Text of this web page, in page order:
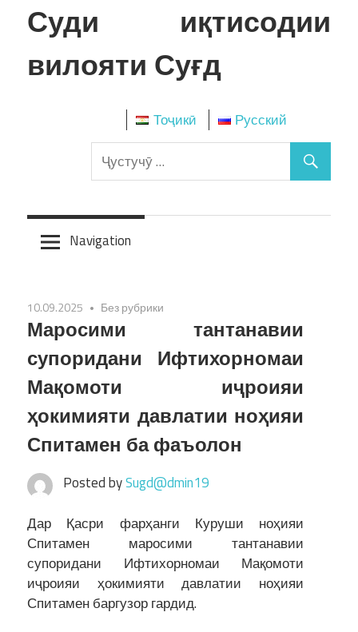
Skip
to
Суди иқтисодии
вилояти Суғд
Тоҷикӣ Русский
Navigation
10.09.2025 Без рубрики
Маросими тантанавии
супоридани Ифтихорномаи
Мақомоти иҷроияи
ҳокимияти давлатии ноҳияи
Спитамен ба фаъолон
Posted bySugd@dmin19
Дар Қасри фарҳанги Куруши ноҳияи
Спитамен маросими тантанавии
супоридани Ифтихорномаи Мақомоти
иҷроияи ҳокимияти давлатии ноҳияи
Спитамен баргузор гардид.